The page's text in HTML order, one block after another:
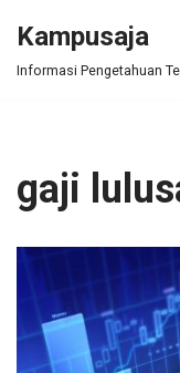
Skip
Kampusaja
Informasi Pengetahuan
gaji